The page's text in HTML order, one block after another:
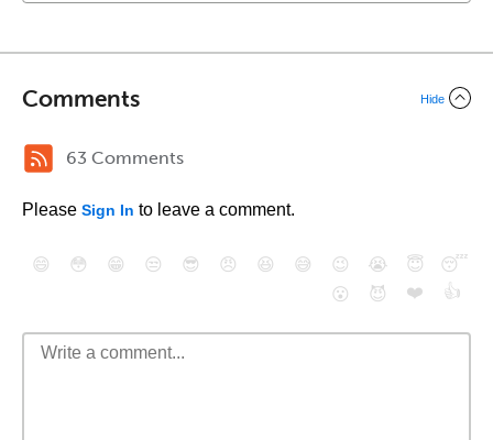
Comments Hide
63 Comments
Please Sign In to leave a comment.
😄 😳 😁 😒 😎 😠 😆 😅 😉 😭 😇
😴
😮
😈 ❤️ 👍